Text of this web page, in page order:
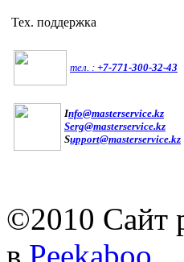
Тех. поддержка
тел. : +7-771-300-32-43
Info@masterservice.kz
Serg@masterservice.kz
Support@masterservice.kz
©2010 Сайт